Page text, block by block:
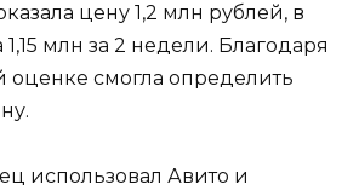
цену 1,2 млн рублей, в
1,15 млн за 2 недели. Благодаря
оценке смогла определить
использовал Авито и